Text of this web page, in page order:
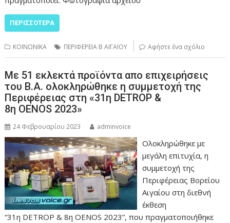
ΠΕΡΙΣΣΌΤΕΡΑ
ΚΟΙΝΩΝΙΚΑ ΠΕΡΙΦΕΡΕΙΑ Β ΑΙΓΑΙΟΥ Αφήστε ένα σχόλιο
Με 51 εκλεκτά προϊόντα απο επιχειρήσεις
του Β.Α. ολοκληρώθηκε η συμμετοχή της
Περιφέρειας στη «31η DETROP &
8η OENOS 2023»
24 Φεβρουαρίου 2023 adminvoice
Ολοκληρώθηκε με
μεγάλη επιτυχία, η
συμμετοχή της
Περιφέρειας Βορείου
Αιγαίου στη διεθνή
έκθεση
“31η DETROP & 8η OENOS 2023”, που πραγματοποιήθηκε